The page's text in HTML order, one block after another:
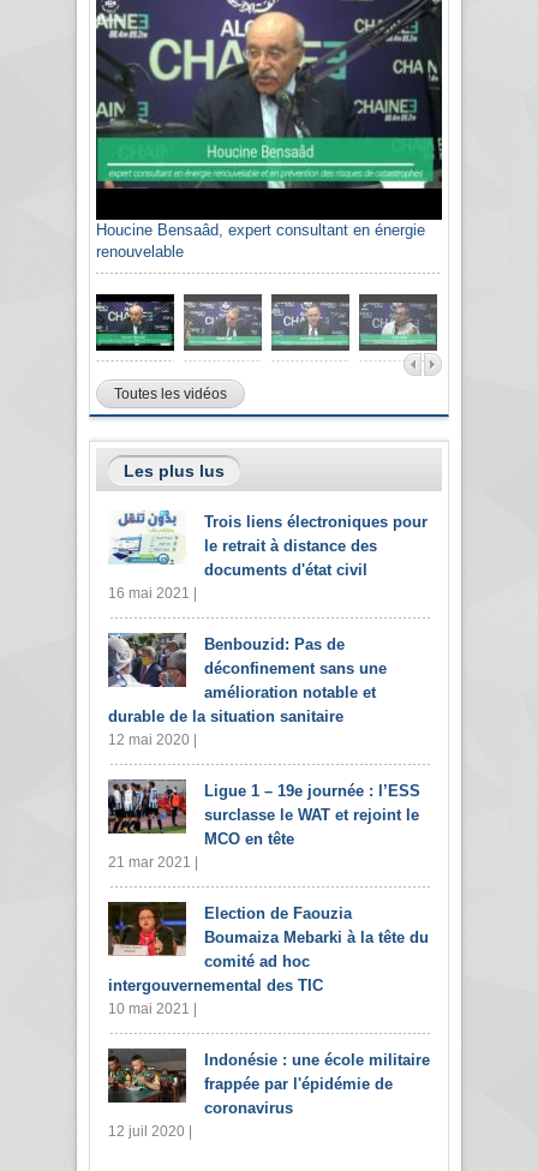
Houcine Bensaâd, expert consultant en énergie
renouvelable
Toutes les vidéos
Les plus lus
Trois liens électroniques pour
le retrait à distance des
documents d'état civil
16 mai 2021 |
Benbouzid: Pas de
déconfinement sans une
amélioration notable et
durable de la situation sanitaire
12 mai 2020 |
Ligue 1 – 19e journée : l’ESS
surclasse le WAT et rejoint le
MCO en tête
21 mar 2021 |
Election de Faouzia
Boumaiza Mebarki à la tête du
comité ad hoc
intergouvernemental des TIC
10 mai 2021 |
Indonésie : une école militaire
frappée par l'épidémie de
coronavirus
12 juil 2020 |